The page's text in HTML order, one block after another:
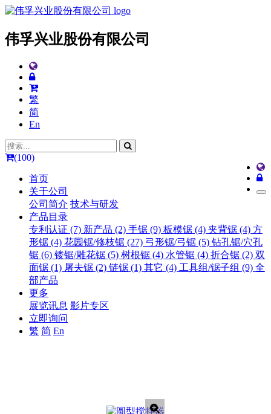
伟孚兴业股份有限公司
繁
简
En
(100)
首页
关于公司
公司简介 技术与研发
产品目录
专利认证 (7) 新产品 (2) 手锯 (9) 板模锯 (4) 夹背锯 (4) 方
形锯 (4) 花园锯/修枝锯 (27) 弓形锯/弓锯 (5) 钻孔锯/穴孔
锯 (6) 镂锯/雕花锯 (5) 树根锯 (4) 水管锯 (4) 折合锯 (2) 双
面锯 (1) 屠夫锯 (2) 链锯 (1) 其它 (4) 工具组/锯子组 (9) 全
部产品
更多
展览讯息 影片专区
立即询问
繁 简 En